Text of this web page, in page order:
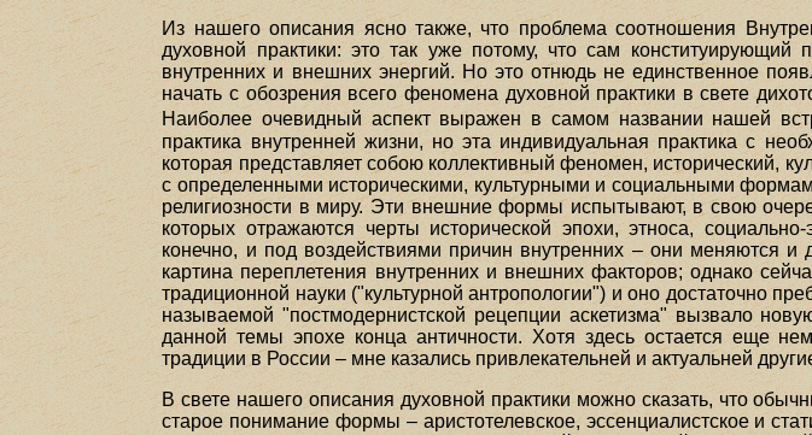
Из нашего описания ясно также, что проблема соотношения
духовной практики: это так уже потому, что сам конституирующий
внутренних и внешних энергий. Но это отнюдь не единственное
начать с обозрения всего феномена духовной практики в свете
Наиболее очевидный аспект выражен в самом названии нашей
практика внутренней жизни, но эта индивидуальная практика с
которая представляет собою коллективный феномен, исторический,
с определенными историческими, культурными и социальными
религиозности в миру. Эти внешние формы испытывают, в свою
которых отражаются черты исторической эпохи, этноса,
конечно, и под воздействиями причин внутренних – они меняются и
картина переплетения внутренних и внешних факторов; однако
традиционной науки ("культурной антропологии") и оно достаточно
называемой "постмодернистской рецепции аскетизма" вызвало
данной темы эпохе конца античности. Хотя здесь остается еще
традиции в России – мне казались привлекательней и актуальней
В свете нашего описания духовной практики можно сказать, что
старое понимание формы – аристотелевское, эссенциалистское и